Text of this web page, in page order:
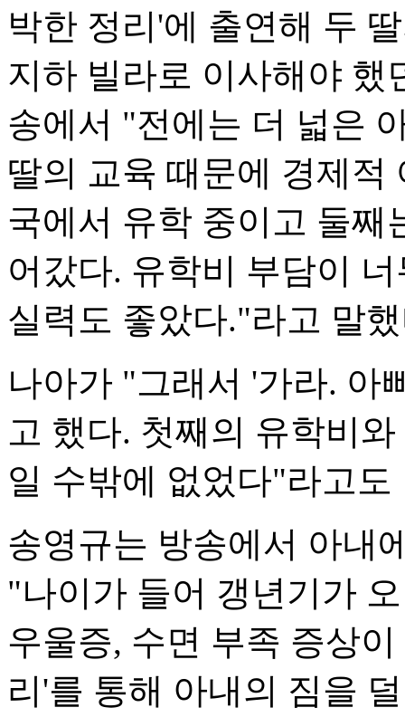
박한 정리'에 출연해 두
지하 빌라로 이사해야 했
송에서 "전에는 더 넓은
딸의 교육 때문에 경제
국에서 유학 중이고 둘째
어갔다. 유학비 부담이
실력도 좋았다."라고 말
나아가 "그래서 '가라. 아
고 했다. 첫째의 유학비
일 수밖에 없었다"라고도
송영규는 방송에서 아내
"나이가 들어 갱년기가
우울증, 수면 부족 증상
리'를 통해 아내의 짐을